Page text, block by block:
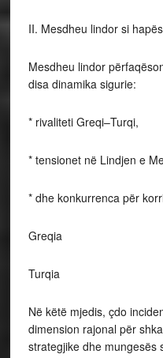
II. Mesdheu lindor si
Mesdheu lindor
disa dinamika sigurie:
* rivaliteti Greqi–Turqi,
* tensionet në Lindjen e
* dhe konkurrenca për
Greqia
Turqia
Në këtë mjedis, çdo
dimension rajonal për
strategjike dhe mungesës